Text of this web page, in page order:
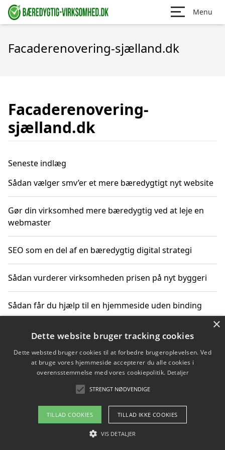
Menu
Facaderenovering-sjælland.dk
Facaderenovering-
sjælland.dk
Seneste indlæg
Sådan vælger smv’er et mere bæredygtigt nyt website
Gør din virksomhed mere bæredygtig ved at leje en
webmaster
SEO som en del af en bæredygtig digital strategi
Sådan vurderer virksomheden prisen på nyt byggeri
Sådan får du hjælp til en hjemmeside uden binding
Copyright 2026 - Pilanto Aps
Om / kontakt
Blog Betingelser
×
Dette website bruger tracking cookies
Dette websted bruger cookies til at forbedre brugeroplevelsen. Ved
at bruge vores hjemmeside accepterer du alle cookies i
overensstemmelse med vores cookiepolitik. Detaljer
STRENGT NØDVENDIGE
TILLAD COOKIES TILLAD IKKE COOKIES
VIS DETALJER